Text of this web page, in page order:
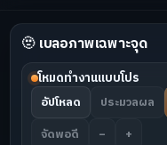
🫥 เบลอภาพเฉพาะจุด
โหมดทำงานแบบโปร
อัปโหลด
ประมวลผล
จัดพอดี
− +